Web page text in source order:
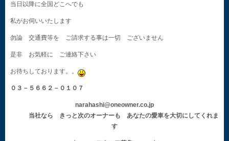
当日以降に全国どこへでも
私がお伺いいたします
勿論 交通費等を ご請求する事は一切 ございません
是非 お気軽に ご連絡下さい
お待ちしております。。
０３－５６６２－０１０７
narahashi@oneowner.co.jp
当社なら きっと次のオーナーも あなたの愛車を大切にしてくれま
す